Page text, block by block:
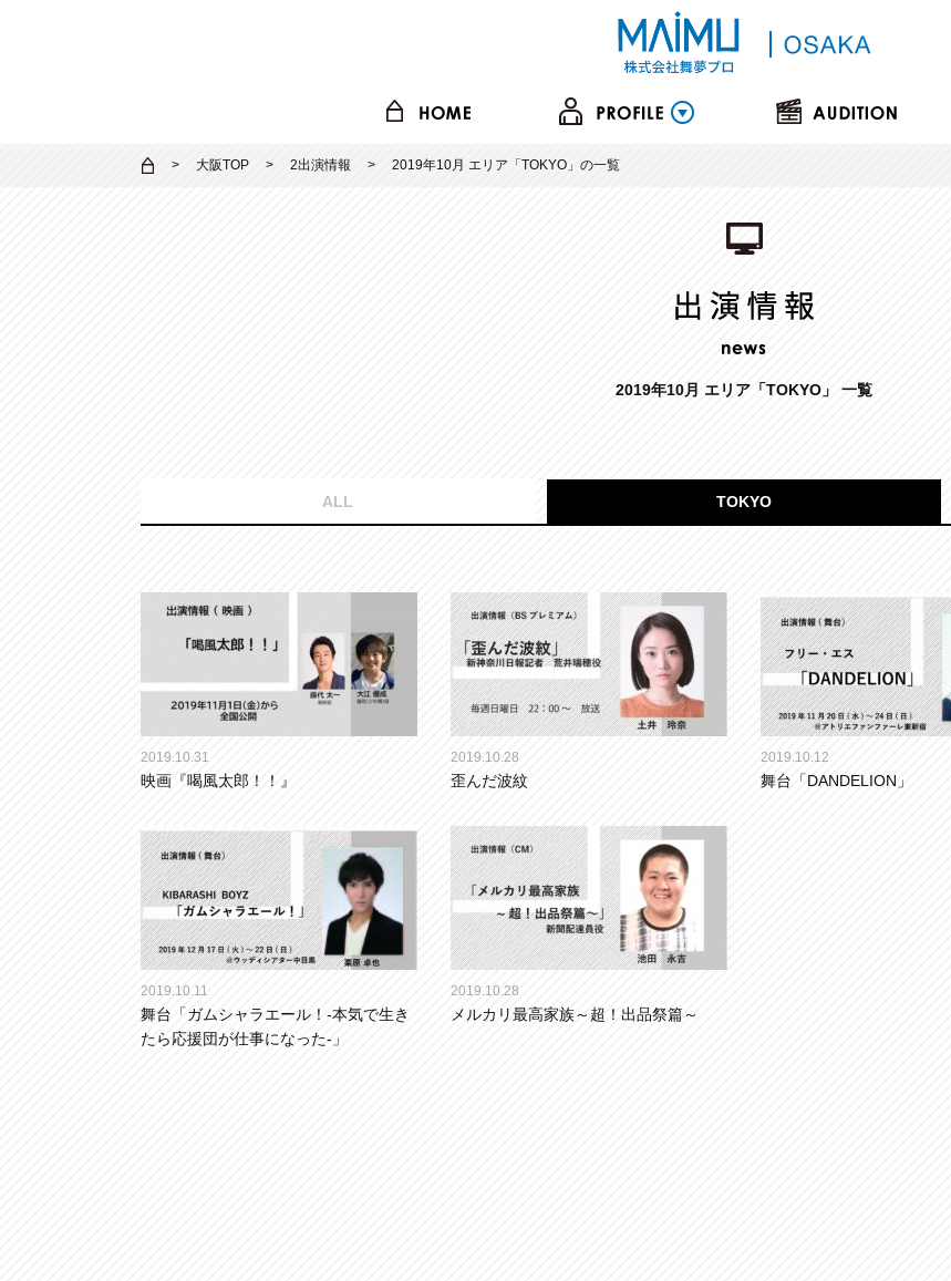
大阪TOP 2出演情報 2019年10月 エリア「TOKYO」の一覧
2019年10月 エリア「TOKYO」 一覧
ALL TOKYO
2019.10.31
映画『喝風太郎！！』
2019.10.28
歪んだ波紋
2019.10.12
舞台「DANDELION」
2019.10.11
舞台「ガムシャラエール！-本気で生き
たら応援団が仕事になった-」
2019.10.28
メルカリ最高家族～超！出品祭篇～